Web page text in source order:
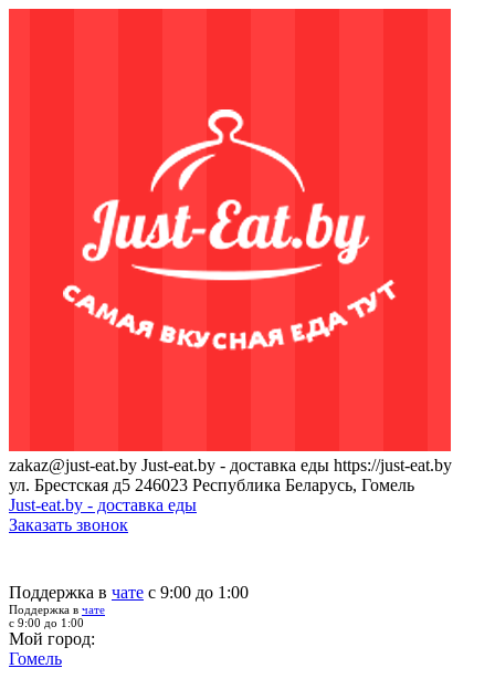
zakaz@just-eat.by Just-eat.by - доставка еды https://just-eat.by
ул. Брестская д5 246023 Республика Беларусь, Гомель
Just-eat.by - доставка еды
Заказать звонок
Поддержка в чате с 9:00 до 1:00
Поддержка в чате
с 9:00 до 1:00
Мой город:
Гомель